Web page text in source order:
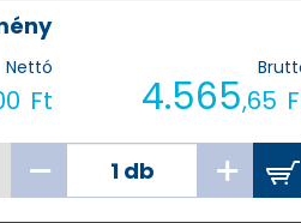
Nettó
Ft 4.565,65